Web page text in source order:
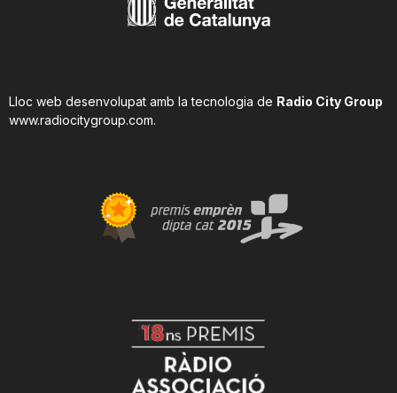
Lloc web desenvolupat amb la tecnologia de Radio City Group
www.radiocitygroup.com.